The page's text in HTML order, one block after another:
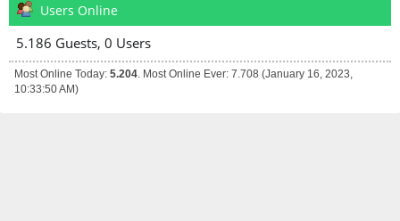
Users Online
5.186 Guests, 0 Users
Most Online Today: 5.204. Most Online Ever: 7.708 (January 16, 2023,
10:33:50 AM)